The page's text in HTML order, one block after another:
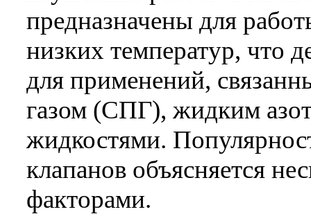
предназначены для
низких температур, что
для применений,
газом (СПГ), жидким
жидкостями.
клапанов объясняется
факторами.